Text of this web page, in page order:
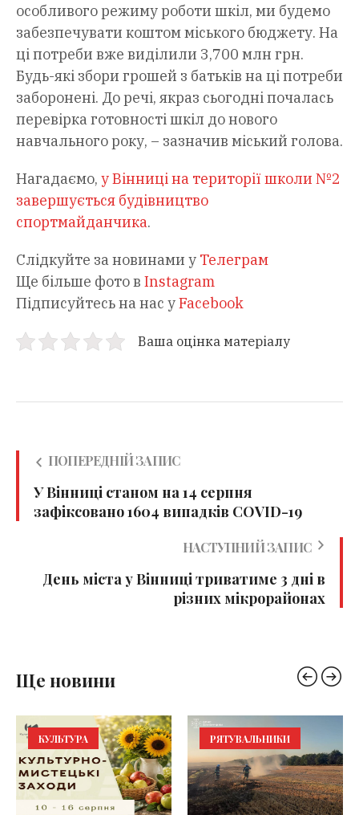
особливого режиму роботи шкіл, ми будемо
забезпечувати коштом міського бюджету. На
ці потреби вже виділили 3,700 млн грн.
Будь-які збори грошей з батьків на ці потреби
заборонені. До речі, якраз сьогодні почалась
перевірка готовності шкіл до нового
навчального року, – зазначив міський голова.
Нагадаємо, у Вінниці на території школи №2
завершується будівництво
спортмайданчика.
Слідкуйте за новинами у Телеграм
Ще більше фото в Instagram
Підписуйтесь на нас уFacebook
Ваша оцінка матеріалу
ПОПЕРЕДНІЙ ЗАПИС
У Вінниці станом на 14 серпня
зафіксовано 1604 випадків COVID-19
НАСТУПНИЙ ЗАПИС
День міста у Вінниці триватиме 3 дні в
різних мікрорайонах
Ще новини
КУЛЬТУРА РЯТУВАЛЬНИКИ